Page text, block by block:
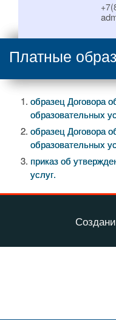
Платные
образец Договора
образовательных
образец Договора
образовательных
​приказ об
услуг.